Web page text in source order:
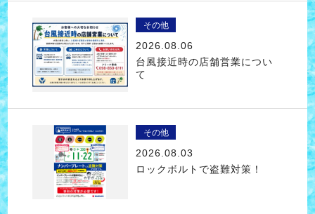
その他
2026.08.06
台風接近時の店舗営業につい
て
その他
2026.08.03
ロックボルトで盗難対策！